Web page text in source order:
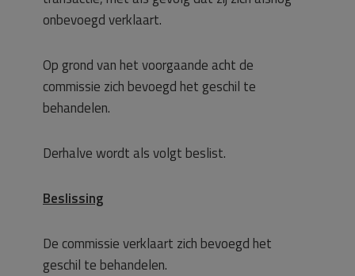
onbevoegd verklaart.
Op grond van het voorgaande acht de
commissie zich bevoegd het geschil te
behandelen.
Derhalve wordt als volgt beslist.
Beslissing
De commissie verklaart zich bevoegd het
geschil te behandelen.